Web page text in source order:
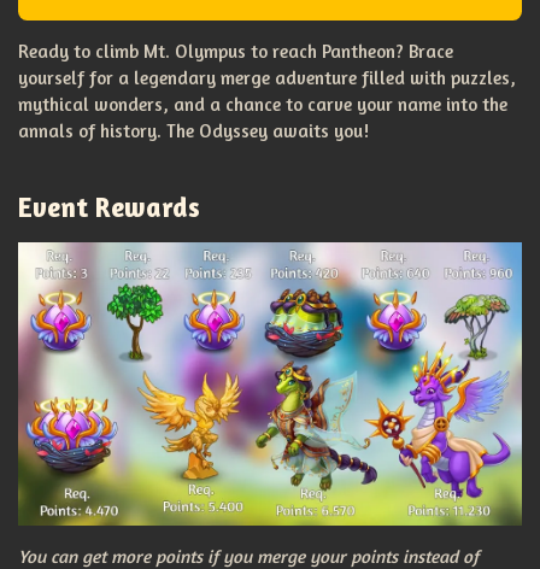
Ready to climb Mt. Olympus to reach Pantheon? Brace
yourself for a legendary merge adventure filled with puzzles,
mythical wonders, and a chance to carve your name into the
annals of history. The Odyssey awaits you!
Event Rewards
You can get more points if you merge your points instead of